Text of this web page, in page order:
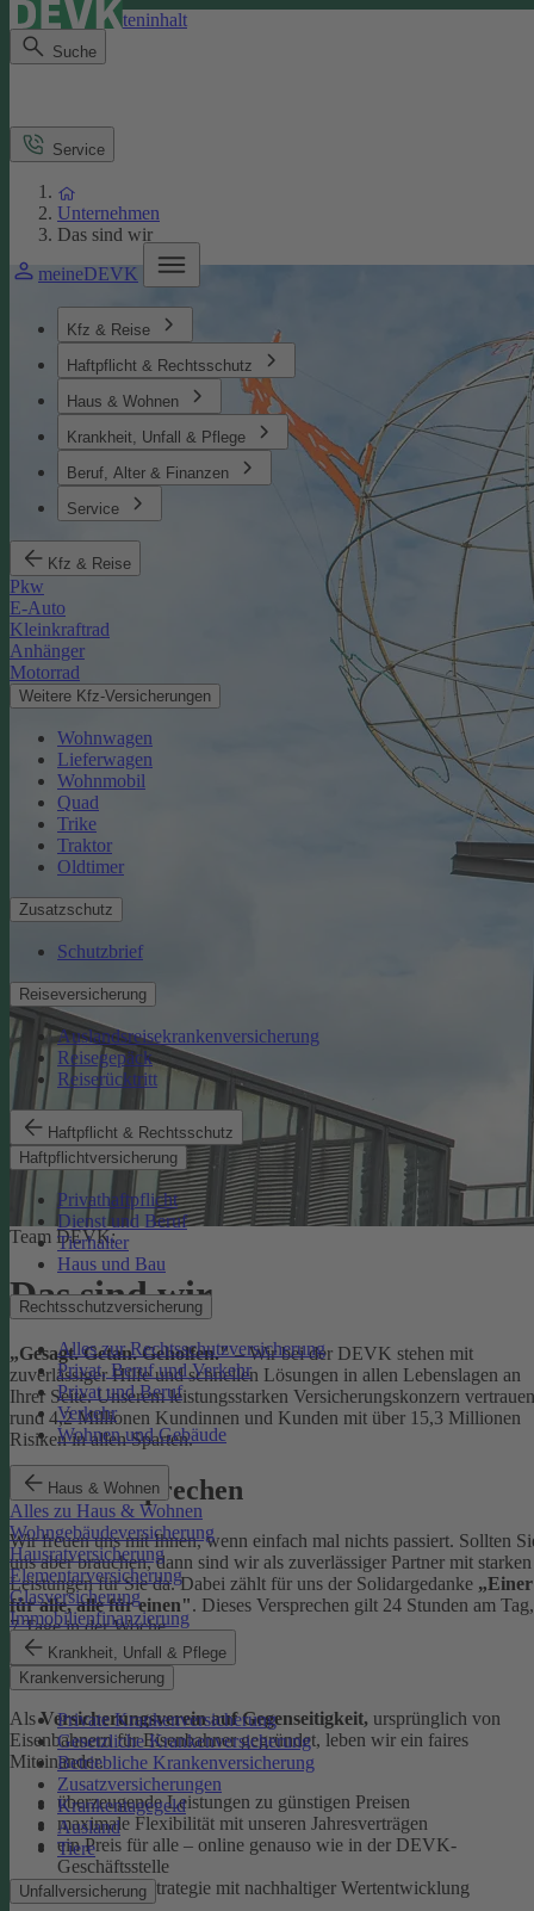
Direkt zum Seiteninhalt
Suche
meineDEVK
Kfz & Reise
Haftpflicht & Rechtsschutz
Haus & Wohnen
Krankheit, Unfall & Pflege
Beruf, Alter & Finanzen
Service
Kfz & Reise
Pkw
E-Auto
Kleinkraftrad
Anhänger
Motorrad
Weitere Kfz-Versicherungen
Wohnwagen
Lieferwagen
Wohnmobil
Quad
Trike
Traktor
Oldtimer
Zusatzschutz
Schutzbrief
Reiseversicherung
Auslandsreisekrankenversicherung
Reisegepäck
Reiserücktritt
Haftpflicht & Rechtsschutz
Haftpflichtversicherung
Privathaftpflicht
Dienst und Beruf
Tierhalter
Haus und Bau
Rechtsschutzversicherung
Alles zur Rechtsschutzversicherung
Privat, Beruf und Verkehr
Privat und Beruf
Verkehr
Wohnen und Gebäude
Haus & Wohnen
Alles zu Haus & Wohnen
Wohngebäudeversicherung
Hausratversicherung
Elementarversicherung
Glasversicherung
Immobilienfinanzierung
Krankheit, Unfall & Pflege
Krankenversicherung
Private Krankenversicherung
Gesetzliche Krankenversicherung
Betriebliche Krankenversicherung
Zusatzversicherungen
Krankentagegeld
Ausland
Tiere
Unfallversicherung
Service
Unternehmen
Das sind wir
Team DEVK:
Das sind wir
„Gesagt. Getan. Geholfen."– Wir bei der DEVK stehen mit
zuverlässiger Hilfe und schnellen Lösungen in allen Lebenslagen an
Ihrer Seite. Unserem leistungsstarken Versicherungskonzern vertrauen
rund 4,2 Millionen Kundinnen und Kunden mit über 15,3 Millionen
Risiken in allen Sparten.
Unser Versprechen
Wir freuen uns mit Ihnen, wenn einfach mal nichts passiert. Sollten
uns aber brauchen, dann sind wir als zuverlässiger Partner mit starken
Leistungen für Sie da. Dabei zählt für uns der Solidargedanke „Einer
für alle, alle für einen". Dieses Versprechen gilt 24 Stunden am Tag,
7 Tage in der Woche.
Ehrlich
AlsVersicherungsverein auf Gegenseitigkeit, ursprünglich von
Eisenbahnern für Eisenbahner gegründet, leben wir ein faires
Miteinander.
überzeugende Leistungen zu günstigen Preisen
maximale Flexibilität mit unseren Jahresverträgen
ein Preis für alle – online genauso wie in der DEVK-
Geschäftsstelle
faire Anlagestrategie mit nachhaltiger Wertentwicklung